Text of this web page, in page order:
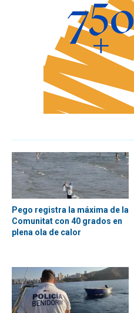
Pego registra la máxima de la
Comunitat con 40 grados en
plena ola de calor